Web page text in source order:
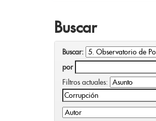
Buscar
Buscar:
por
Filtros actuales: